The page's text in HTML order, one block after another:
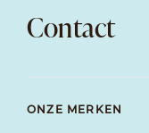
Contact
ONZE MERKEN